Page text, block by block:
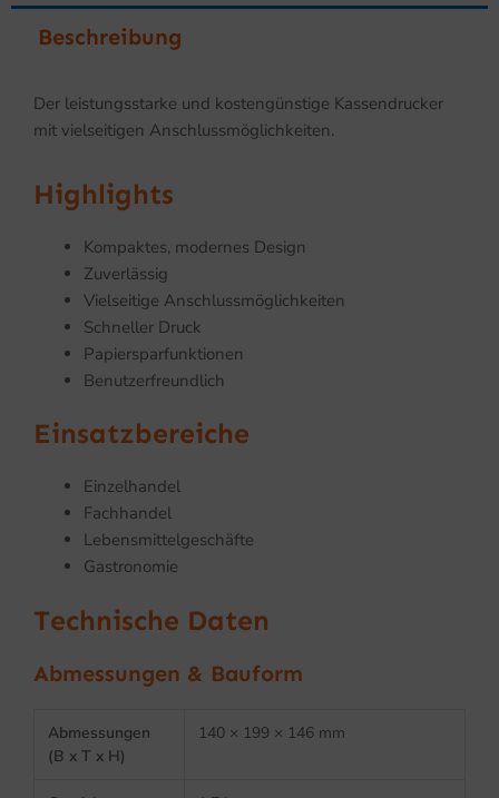
Beschreibung
Der leistungsstarke und kostengünstige Kassendrucker
mit vielseitigen Anschlussmöglichkeiten.
Highlights
Kompaktes, modernes Design
Zuverlässig
Vielseitige Anschlussmöglichkeiten
Schneller Druck
Papiersparfunktionen
Benutzerfreundlich
Einsatzbereiche
Einzelhandel
Fachhandel
Lebensmittelgeschäfte
Gastronomie
Technische Daten
Abmessungen & Bauform
Abmessungen
(B x T x H)
140 × 199 × 146 mm